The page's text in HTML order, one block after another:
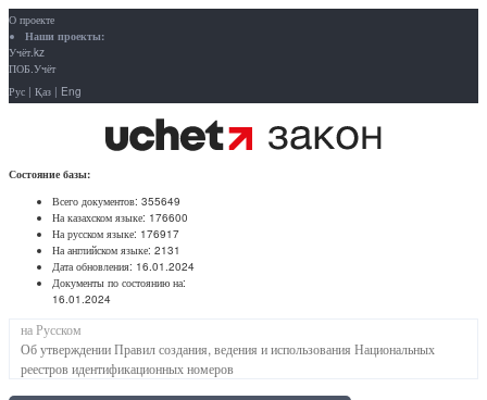
О проекте
Наши проекты:
Учёт.kz
ПОБ.Учёт
Рус | Қаз | Eng
Состояние базы:
Всего документов: 355649
На казахском языке: 176600
На русском языке: 176917
На английском языке: 2131
Дата обновления: 16.01.2024
Документы по состоянию на:
16.01.2024
на Русском
Об утверждении Правил создания, ведения и использования Национальных
реестров идентификационных номеров